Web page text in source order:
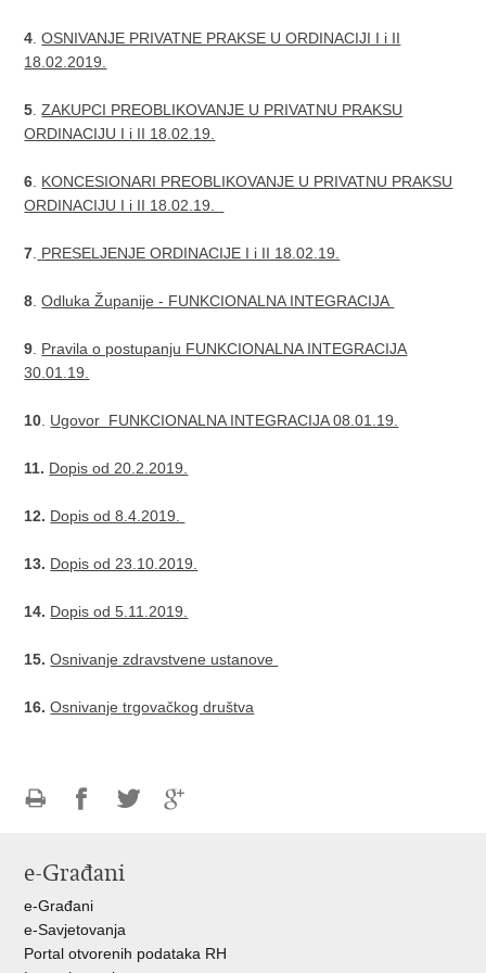
4 .OSNIVANJE PRIVATNE PRAKSE U ORDINACIJI I i II
18.02.2019.
5 .ZAKUPCI PREOBLIKOVANJE U PRIVATNU PRAKSU
ORDINACIJU I i II 18.02.19.
6 KONCESIONARI PREOBLIKOVANJE U PRIVATNU PRAKSU
ORDINACIJU I i II 18.02.19.
7 PRESELJENJE ORDINACIJE I i II 18.02.19.
8 .Odluka Županije - FUNKCIONALNA INTEGRACIJA
9 Pravila o postupanju FUNKCIONALNA INTEGRACIJA
30.01.19.
10 Ugovor FUNKCIONALNA INTEGRACIJA 08.01.19.
11. Dopis od 20.2.2019.
12. Dopis od 8.4.2019.
13. Dopis od 23.10.2019.
14. Dopis od 5.11.2019.
15.Osnivanje zdravstvene ustanove
16.Osnivanje trgovačkog društva
FacebookuTwitteru
e-Građani
e-Građani
e-Savjetovanja
Portal otvorenih podataka RH